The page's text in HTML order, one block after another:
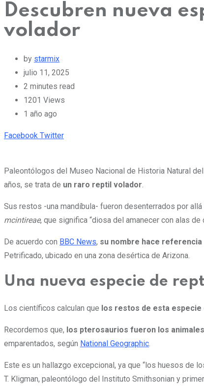
Descubren nueva
volador
by starmix
julio 11, 2025
2 minutes read
1201 Views
1 año ago
Facebook TwitterPinterest
Whatsapp
Cloud
StumbleUpon
Print
Share
Paleontólogos del Museo Nacional de Historia Natural
años, se trata de un raro reptil volador
Sus restos -una mandíbula- fueron desenterrados por
mcintireae, que significa “diosa del amanecer con alas de
De acuerdo con BBC News, su nombre hace referencia
Petrificado, ubicado en una zona desértica de Arizona.
Una nueva especie de
Los científicos calculan que los restos de esta especie
Recordemos que, los pterosaurios fueron los
emparentados, según National Geographic.
Este es un hallazgo excepcional, ya que “los huesos de
T. Kligman, paleontólogo del Instituto Smithsonian y